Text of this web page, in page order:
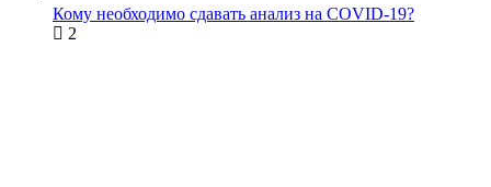
Кому необходимо сдавать анализ на COVID-19?
2